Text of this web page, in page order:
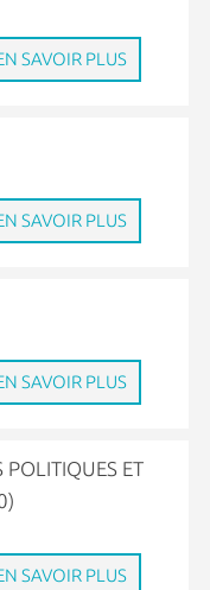
SAVOIR PLUS
SAVOIR PLUS
SAVOIR PLUS
ET
SAVOIR PLUS